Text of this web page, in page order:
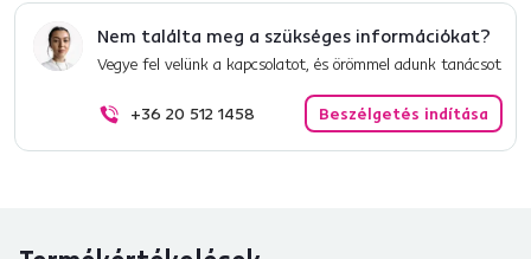
Nem találta meg a szükséges információkat?
Vegye fel velünk a kapcsolatot, és örömmel adunk tanácsot
+36 20 512 1458 Beszélgetés indítása